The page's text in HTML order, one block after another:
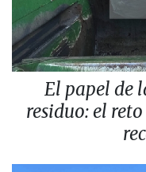
El papel de
residuo: el